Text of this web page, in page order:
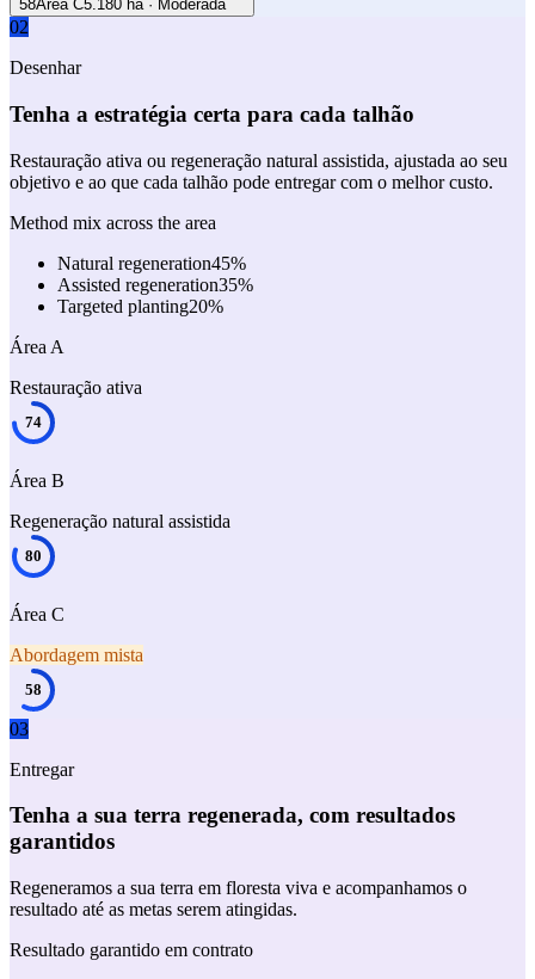
58Área C5.180 ha· Moderada
02
Desenhar
Tenha a estratégia certa para cada talhão
Restauração ativa ou regeneração natural assistida, ajustada ao seu
objetivo e ao que cada talhão pode entregar com o melhor custo.
Method mix across the area
Natural regeneration45%
Assisted regeneration35%
Targeted planting20%
Área A
Restauração ativa
74
Área B
Regeneração natural assistida
80
Área C
Abordagem mista
58
03
Entregar
Tenha a sua terra regenerada, com resultados
garantidos
Regeneramos a sua terra em floresta viva e acompanhamos o
resultado até as metas serem atingidas.
Resultado garantido em contrato